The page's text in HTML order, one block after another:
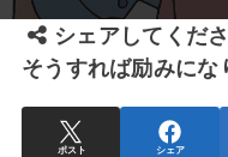
シェアしてくだ
そうすれば励みにな
ポスト シェア